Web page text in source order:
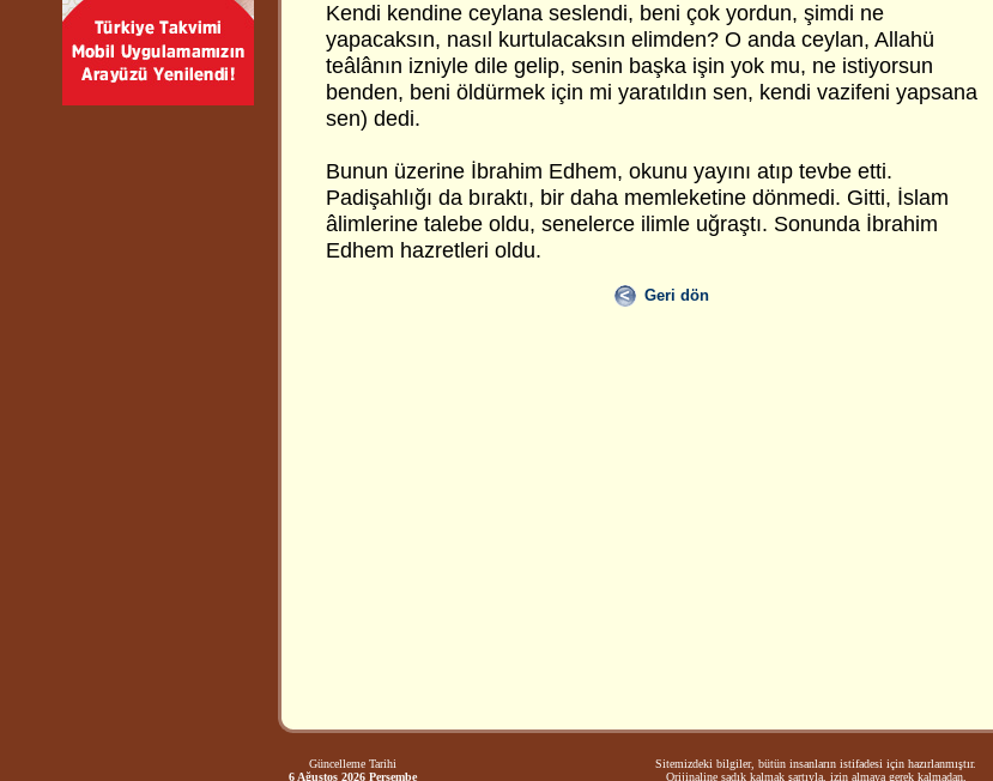
Kendi kendine ceylana seslendi, beni çok yordun, şimdi ne
yapacaksın, nasıl kurtulacaksın elimden? O anda ceylan, Allahü
teâlânın izniyle dile gelip, senin başka işin yok mu, ne istiyorsun
benden, beni öldürmek için mi yaratıldın sen, kendi vazifeni yapsana
sen) dedi.
Bunun üzerine İbrahim Edhem, okunu yayını atıp tevbe etti.
Padişahlığı da bıraktı, bir daha memleketine dönmedi. Gitti, İslam
âlimlerine talebe oldu, senelerce ilimle uğraştı. Sonunda İbrahim
Edhem hazretleri oldu.
Geri dön
Güncelleme Tarihi
6 Ağustos 2026 Perşembe
Sitemizdeki bilgiler, bütün insanların istifadesi için hazırlanmıştır.
Orijinaline sadık kalmak şartıyla, izin almaya gerek kalmadan,